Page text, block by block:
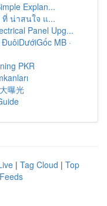
Explan...
ที่ น่าสนใจ แ...
Panel Upg...
MB ·
PKR
曝光
| Tag Cloud | Top